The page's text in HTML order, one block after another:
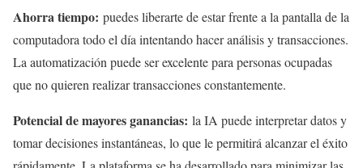
Ahorra tiempo: puedes liberarte de estar frente a la pantalla de la
computadora todo el día intentando hacer análisis y transacciones.
La automatización puede ser excelente para personas ocupadas
que no quieren realizar transacciones constantemente.
Potencial de mayores ganancias: la IA puede interpretar datos y
tomar decisiones instantáneas, lo que le permitirá alcanzar el éxito